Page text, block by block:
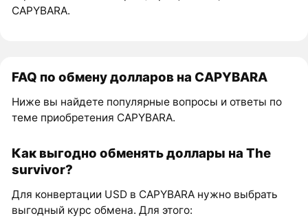
CAPYBARA.
FAQ по обмену долларов на CAPYBARA
Ниже вы найдете популярные вопросы и ответы по
теме приобретения CAPYBARA.
Как выгодно обменять доллары на The
survivor?
Для конвертации USD в CAPYBARA нужно выбрать
выгодный курс обмена. Для этого: